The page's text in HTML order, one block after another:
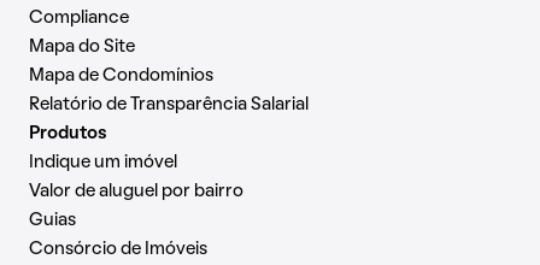
Compliance
Mapa do Site
Mapa de Condomínios
Relatório de Transparência Salarial
Produtos
Indique um imóvel
Valor de aluguel por bairro
Guias
Consórcio de Imóveis